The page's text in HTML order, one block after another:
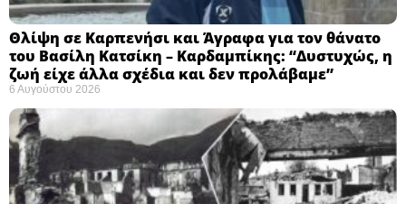
Θλίψη σε Καρπενήσι και Άγραφα για τον θάνατο
του Βασίλη Κατσίκη – Καρδαμπίκης: “Δυστυχώς, η
ζωή είχε άλλα σχέδια και δεν προλάβαμε”
6 Αυγούστου 2026